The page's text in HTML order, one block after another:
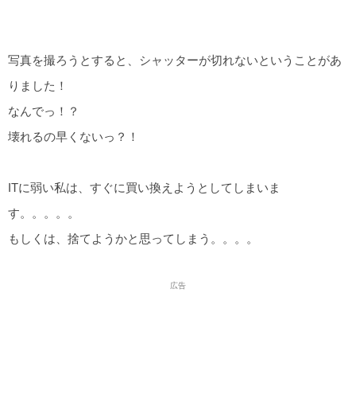
写真を撮ろうとすると、シャッターが切れないということがあ
りました！
なんでっ！？
壊れるの早くないっ？！
ITに弱い私は、すぐに買い換えようとしてしまいま
す。。。。。
もしくは、捨てようかと思ってしまう。。。。
広告